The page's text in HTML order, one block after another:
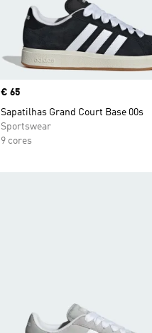
Price
€ 65
Sapatilhas Grand Court Base 00s
Sportswear
9 cores